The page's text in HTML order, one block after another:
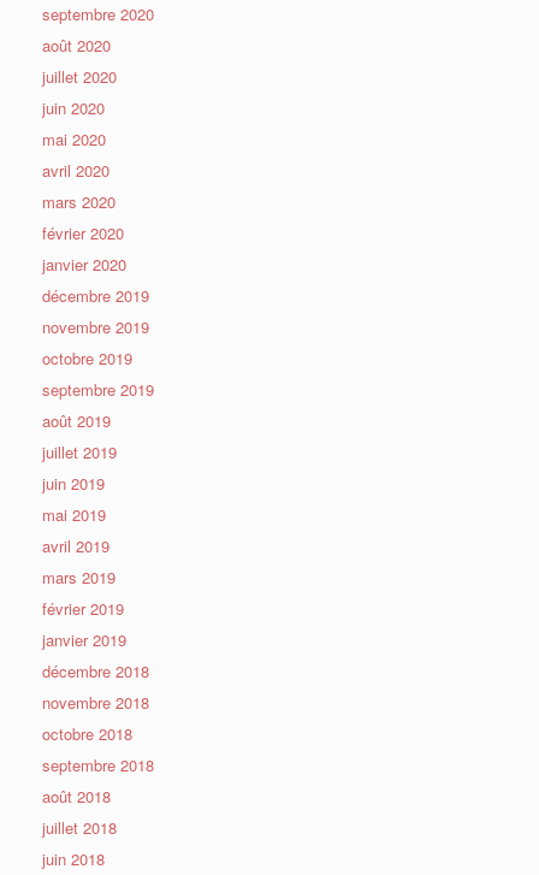
septembre 2020
août 2020
juillet 2020
juin 2020
mai 2020
avril 2020
mars 2020
février 2020
janvier 2020
décembre 2019
novembre 2019
octobre 2019
septembre 2019
août 2019
juillet 2019
juin 2019
mai 2019
avril 2019
mars 2019
février 2019
janvier 2019
décembre 2018
novembre 2018
octobre 2018
septembre 2018
août 2018
juillet 2018
juin 2018